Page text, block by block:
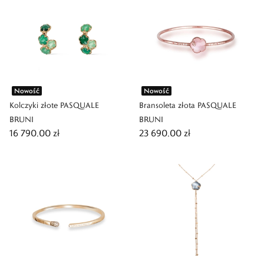
Nowość
Kolczyki złote PASQUALE
BRUNI
16 790,00 zł
Nowość
Bransoleta złota PASQUALE
BRUNI
23 690,00 zł